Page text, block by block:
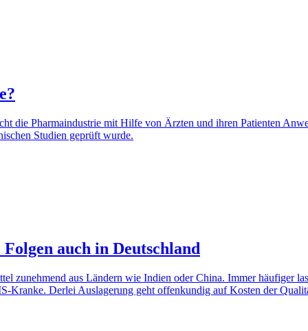
die Pharmaindustrie mit Hilfe von Ärzten und ihren Patienten
Studien geprüft wurde.
auch in Deutschland
zunehmend aus Ländern wie Indien oder China. Immer häufiger
Derlei Auslagerung geht offenkundig auf Kosten der